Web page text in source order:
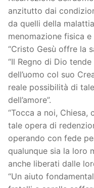
anzitutto dai
da quelli della
menomazione fisica e
“Cristo Gesù offre la
“Il Regno di Dio
dell’uomo col suo
reale possibilità di
dell’amore”.
“Tocca a noi, Chiesa,
tale opera di
operando con fede
qualunque sia la loro
anche liberati dalle
“Un aiuto